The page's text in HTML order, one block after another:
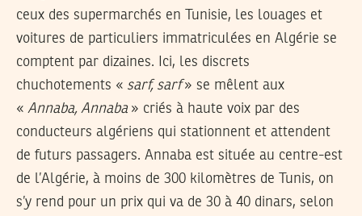
ceux des supermarchés en Tunisie, les louages et
voitures de particuliers immatriculées en Algérie se
comptent par dizaines. Ici, les discrets
chuchotements « sarf, sarf» se mêlent aux
« Annaba, Annaba » criés à haute voix par des
conducteurs algériens qui stationnent et attendent
de futurs passagers. Annaba est située au centre-est
de l’Algérie, à moins de 300 kilomètres de Tunis, on
s’y rend pour un prix qui va de 30 à 40 dinars, selon